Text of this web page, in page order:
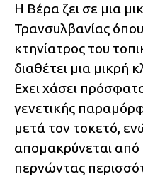
Η Βέρα ζει σε μια
Τρανσυλβανίας
κτηνίατρος του
διαθέτει μια μικρή
Εχει χάσει
γενετικής
μετά τον τοκετό,
απομακρύνεται από
περνώντας